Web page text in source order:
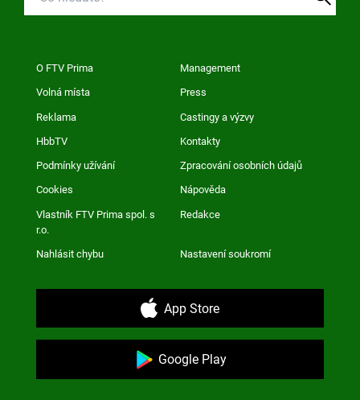
O FTV Prima Management
Volná místa Press
Reklama Castingy a výzvy
HbbTV Kontakty
Podmínky užívání Zpracování osobních údajů
Cookies Nápověda
Vlastník FTV Prima spol. s
r.o.
Redakce
Nahlásit chybu Nastavení soukromí
App Store
Google Play